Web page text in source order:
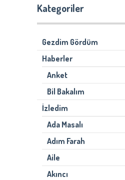
Kategoriler
Gezdim Gördüm
Haberler
Anket
Bil Bakalım
İzledim
Ada Masalı
Adım Farah
Aile
Akıncı